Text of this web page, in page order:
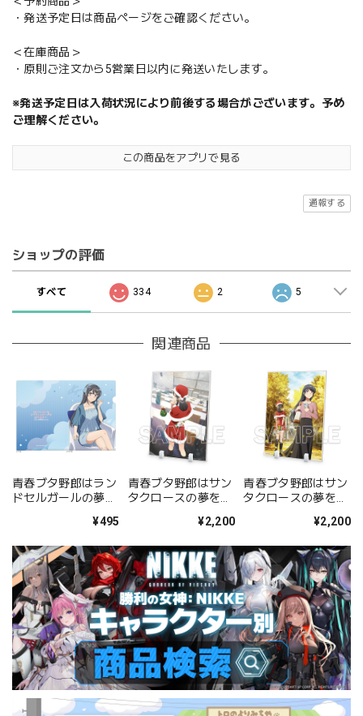
・発送予定日は商品ページをご確認ください。
＜在庫商品＞
・原則ご注文から5営業日以内に発送いたします。
※発送予定日は入荷状況により前後する場合がございます。予め
ご理解ください。
この商品をアプリで見る
通報する
ショップの評価
すべて 334 2 5
関連商品
青春ブタ野郎はラン
ドセルガールの夢を
ル(桜島麻衣/ルーム
¥495
青春ブタ野郎はサン
タクロースの夢を見
アル アクリルプレー
¥2,200
青春ブタ野郎はサン
タクロースの夢を見
アクリルプレート
¥2,200